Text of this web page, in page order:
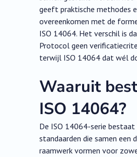
geeft praktische methodes
overeenkomen met de
ISO 14064. Het verschil is
Protocol geen
terwijl ISO 14064 dat wél
Waaruit
ISO 14064?
De ISO 14064-serie bestaat
standaarden die samen een
raamwerk vormen voor